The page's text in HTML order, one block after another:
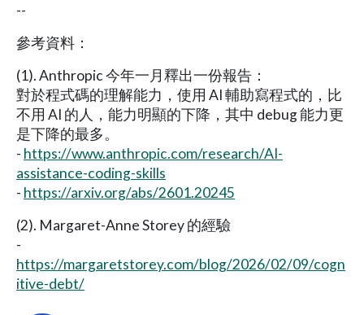
--
參考資料：
(1). Anthropic 今年一月釋出一份報告：
對於程式碼的理解能力，使用 AI 輔助寫程式的，比
不用 AI 的人，能力明顯的下降，其中 debug 能力更
是下降的最多。
- https://www.anthropic.com/research/AI-
assistance-coding-skills
- https://arxiv.org/abs/2601.20245
(2). Margaret-Anne Storey 的經驗
-
https://margaretstorey.com/blog/2026/02/09/cogn
itive-debt/